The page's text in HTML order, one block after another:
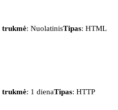
trukmė: NuolatinisTipas: HTML
trukmė: 1 dienaTipas: HTTP